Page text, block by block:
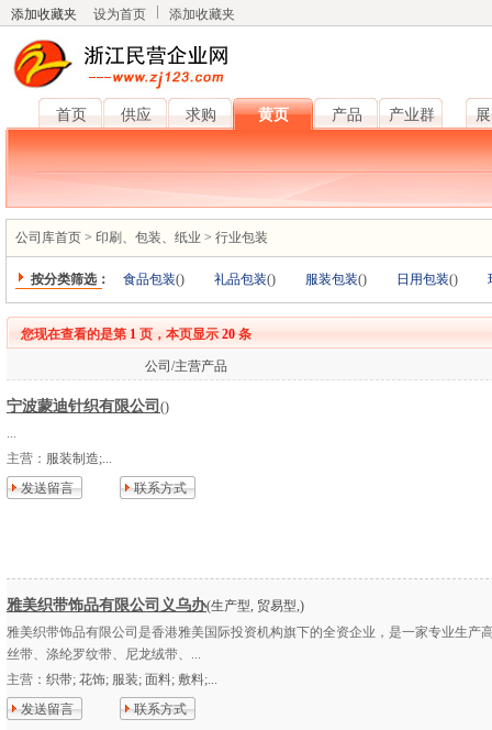
添加收藏夹 设为首页 添加收藏夹
首页 供应 求购 黄页 产品 产业群
公司库首页 > 印刷、包装、纸业 > 行业包装
按分类筛选： 食品包装() 礼品包装() 服装包装() 日用包装()
您现在查看的是第 1 页，本页显示 20 条
公司/主营产品
宁波蒙迪针织有限公司 ()
...
主营： 服装制造;...
发送留言
联系方式
雅美织带饰品有限公司义乌办(生产型, 贸易型,)
雅美织带饰品有限公司是香港雅美国际投资机构旗下的全资企业，是一家专业生产
丝带、涤纶罗纹带、尼龙绒带、...
主营： 织带; 花饰; 服装; 面料; 敷料;...
发送留言
联系方式